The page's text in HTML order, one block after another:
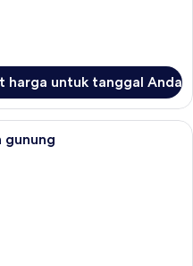
harga untuk tanggal Anda
Kamar Premium, pemandangan
gunung